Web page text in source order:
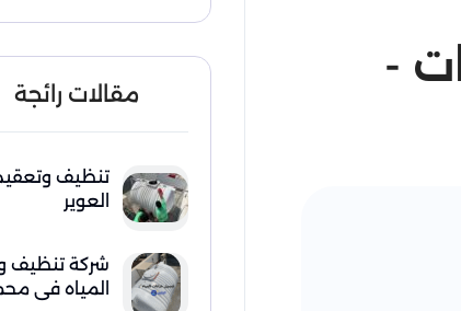
-
مقالات رائجة
تنظيف
العوير
شركة تنظيف
المياه في